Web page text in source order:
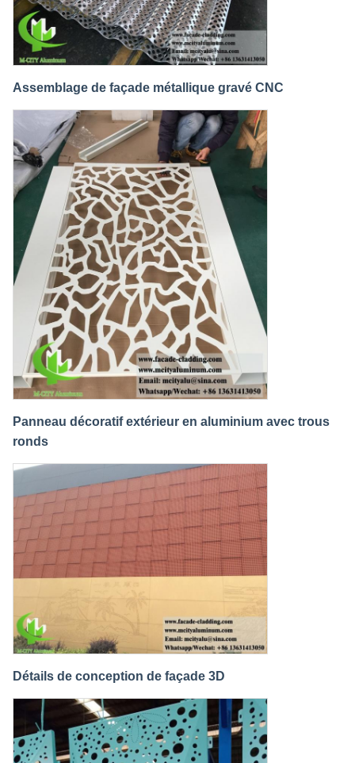
Assemblage de façade métallique gravé CNC
Panneau décoratif extérieur en aluminium avec trous
ronds
Détails de conception de façade 3D